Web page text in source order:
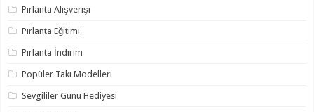
Pırlanta Alışverişi
Pırlanta Eğitimi
Pırlanta İndirim
Popüler Takı Modelleri
Sevgililer Günü Hediyesi